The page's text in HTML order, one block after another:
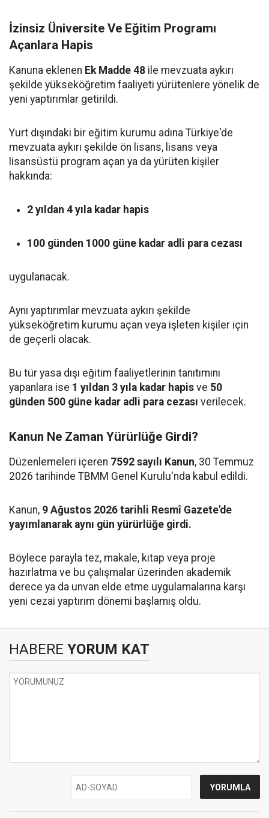
İzinsiz Üniversite Ve Eğitim Programı
Açanlara Hapis
Kanuna eklenen Ek Madde 48 ile mevzuata aykırı
şekilde yükseköğretim faaliyeti yürütenlere yönelik de
yeni yaptırımlar getirildi.
Yurt dışındaki bir eğitim kurumu adına Türkiye'de
mevzuata aykırı şekilde ön lisans, lisans veya
lisansüstü program açan ya da yürüten kişiler
hakkında:
2 yıldan 4 yıla kadar hapis
100 günden 1000 güne kadar adli para cezası
uygulanacak.
Aynı yaptırımlar mevzuata aykırı şekilde
yükseköğretim kurumu açan veya işleten kişiler için
de geçerli olacak.
Bu tür yasa dışı eğitim faaliyetlerinin tanıtımını
yapanlara ise 1 yıldan 3 yıla kadar hapis ve 50
günden 500 güne kadar adli para cezası verilecek.
Kanun Ne Zaman Yürürlüğe Girdi?
Düzenlemeleri içeren 7592 sayılı Kanun, 30 Temmuz
2026 tarihinde TBMM Genel Kurulu'nda kabul edildi.
Kanun, 9 Ağustos 2026 tarihli Resmî Gazete'de
yayımlanarak aynı gün yürürlüğe girdi.
Böylece parayla tez, makale, kitap veya proje
hazırlatma ve bu çalışmalar üzerinden akademik
derece ya da unvan elde etme uygulamalarına karşı
yeni cezai yaptırım dönemi başlamış oldu.
HABERE YORUM KAT